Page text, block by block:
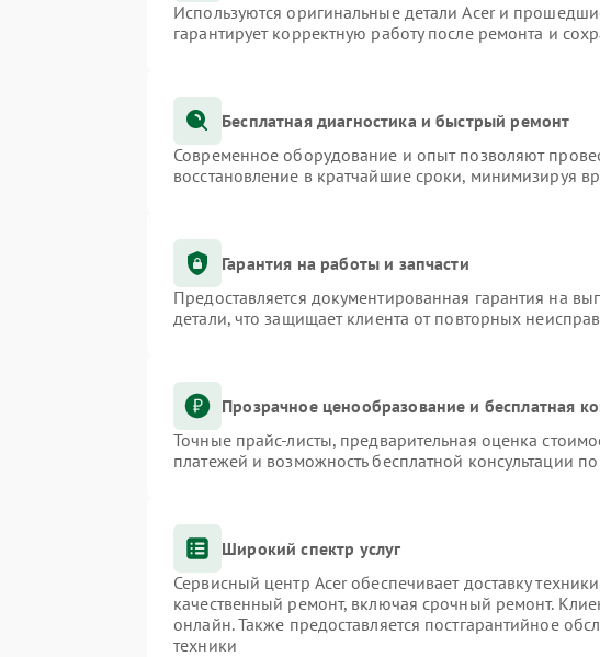
Используются оригинальные детали Acer и
гарантирует корректную работу после ремонта и
Бесплатная диагностика и быстрый ремонт
Современное оборудование и опыт позволяют
восстановление в кратчайшие сроки, минимизируя
Гарантия на работы и запчасти
Предоставляется документированная гарантия на
детали, что защищает клиента от повторных
Прозрачное ценообразование и бесплатная
Точные прайс-листы, предварительная оценка
платежей и возможность бесплатной консультации
Широкий спектр услуг
Сервисный центр Acer обеспечивает доставку
качественный ремонт, включая срочный ремонт.
онлайн. Также предоставляется постгарантийное
техники